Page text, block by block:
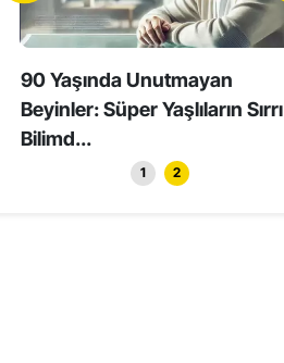
90 Yaşında Unutmayan
Beyinler: Süper Yaşlıların Sırrı
Bilimd...
1 2